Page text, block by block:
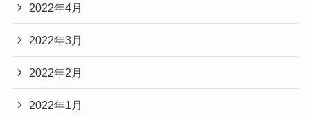
2022年4月
2022年3月
2022年2月
2022年1月